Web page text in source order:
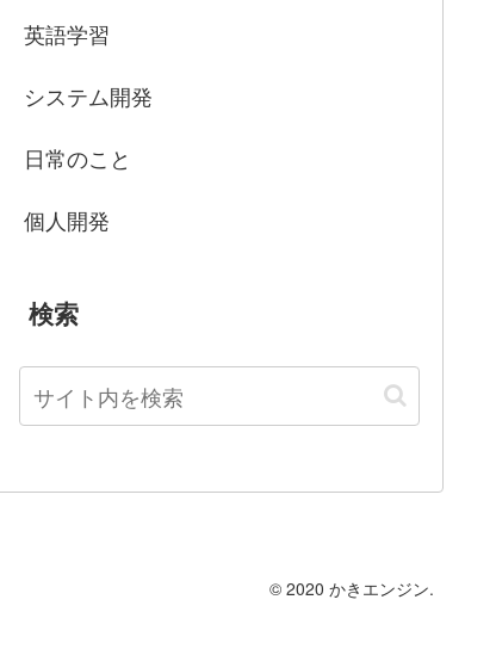
英語学習
システム開発
日常のこと
個人開発
検索
© 2020 かきエンジン.